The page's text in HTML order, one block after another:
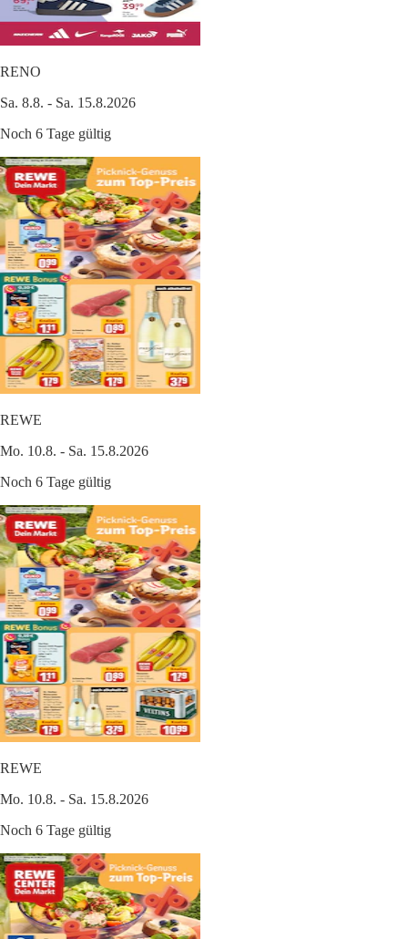
RENO
Sa. 8.8. - Sa. 15.8.2026
Noch 6 Tage gültig
REWE
Mo. 10.8. - Sa. 15.8.2026
Noch 6 Tage gültig
REWE
Mo. 10.8. - Sa. 15.8.2026
Noch 6 Tage gültig